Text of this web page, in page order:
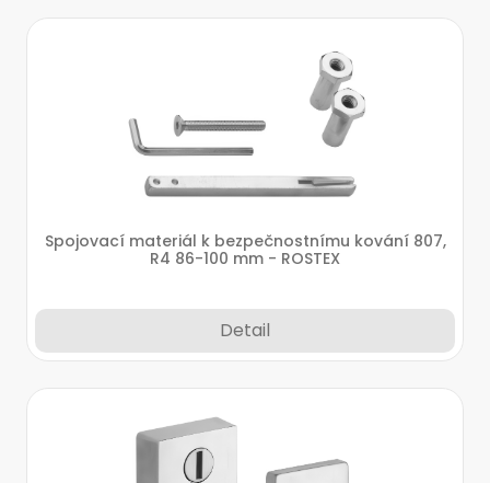
Spojovací materiál k bezpečnostnímu kování 807,
R4 86-100 mm - ROSTEX
Detail